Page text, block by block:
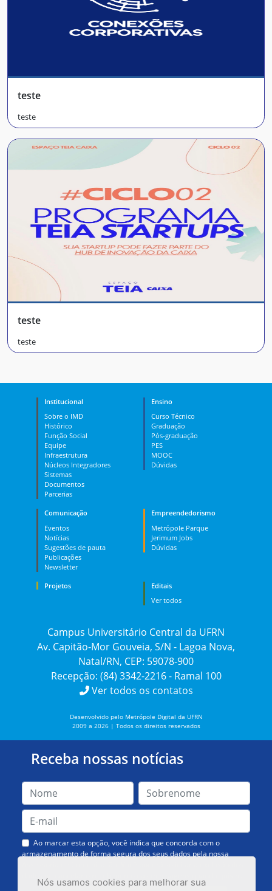
Nós usamos cookies para melhorar sua
teste
teste
teste
teste
Institucional
Sobre o IMD
Histórico
Função Social
Equipe
Infraestrutura
Núcleos Integradores
Sistemas
Documentos
Parcerias
Ensino
Curso Técnico
Graduação
Pós-graduação
PES
MOOC
Dúvidas
Comunicação
Eventos
Notícias
Sugestões de pauta
Publicações
Newsletter
Empreendedorismo
Metrópole Parque
Jerimum Jobs
Dúvidas
Projetos
Editais
Ver todos
Campus Universitário Central da UFRN
Av. Capitão-Mor Gouveia, S/N - Lagoa Nova,
Natal/RN, CEP: 59078-900
Recepção: (84) 3342-2216 - Ramal 100
Ver todos os contatos
Desenvolvido pelo Metrópole Digital da UFRN
2009 a 2026 | Todos os direitos reservados
Receba nossas notícias
Ao marcar esta opção, você indica que concorda com o
armazenamento de forma segura dos seus dados pela nossa